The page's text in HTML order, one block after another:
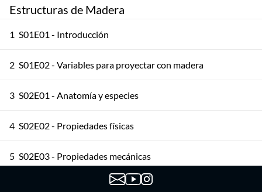
Estructuras de Madera
1 S01E01 - Introducción
2 S01E02 - Variables para proyectar con madera
3 S02E01 - Anatomía y especies
4 S02E02 - Propiedades físicas
5 S02E03 - Propiedades mecánicas
S03E01 - Madera aserrada 1